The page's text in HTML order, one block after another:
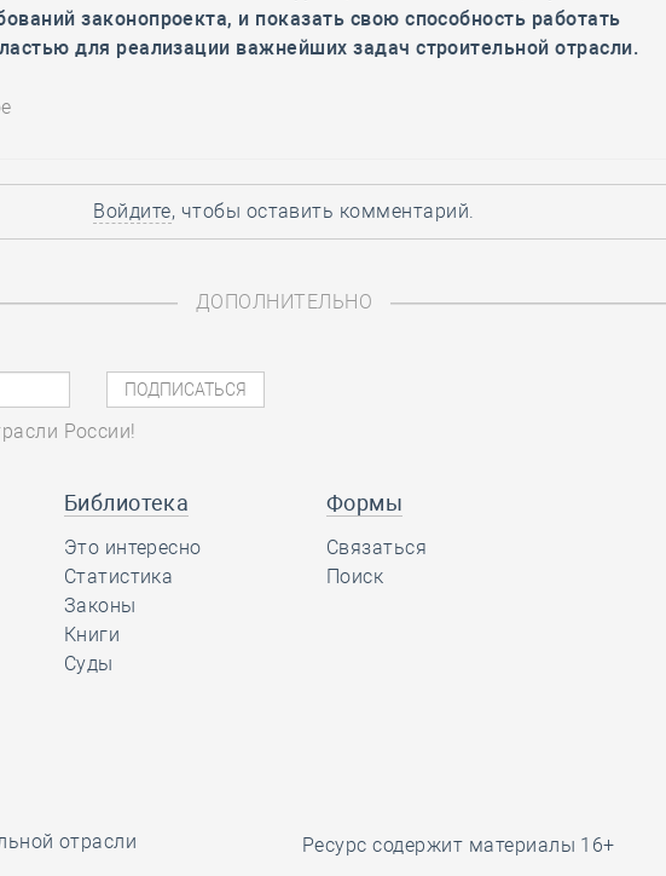
законопроекта, и показать свою способность работать
для реализации важнейших задач строительной отрасли.
Войдите, чтобы оставить комментарий.
ДОПОЛНИТЕЛЬНО
России!
Библиотека
Это интересно
Статистика
Законы
Книги
Суды
Формы
Связаться
Поиск
отрасли Ресурс содержит материалы 16+